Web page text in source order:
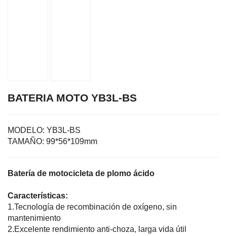
BATERIA MOTO YB3L-BS
MODELO: YB3L-BS
TAMAÑO: 99*56*109mm
Batería de motocicleta de plomo ácido
Características:
1.Tecnología de recombinación de oxígeno, sin
mantenimiento
2.Excelente rendimiento anti-choza, larga vida útil